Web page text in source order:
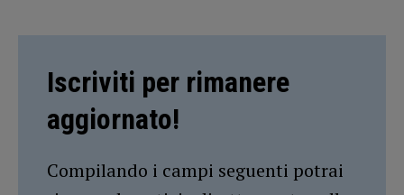
Iscriviti per rimanere
aggiornato!
Compilando i campi seguenti potrai